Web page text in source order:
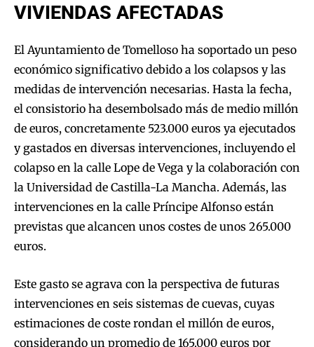
VIVIENDAS AFECTADAS
El Ayuntamiento de Tomelloso ha soportado un peso
económico significativo debido a los colapsos y las
medidas de intervención necesarias. Hasta la fecha,
el consistorio ha desembolsado más de medio millón
de euros, concretamente 523.000 euros ya ejecutados
y gastados en diversas intervenciones, incluyendo el
colapso en la calle Lope de Vega y la colaboración con
la Universidad de Castilla-La Mancha. Además, las
intervenciones en la calle Príncipe Alfonso están
previstas que alcancen unos costes de unos 265.000
euros.
Este gasto se agrava con la perspectiva de futuras
intervenciones en seis sistemas de cuevas, cuyas
estimaciones de coste rondan el millón de euros,
considerando un promedio de 165.000 euros por